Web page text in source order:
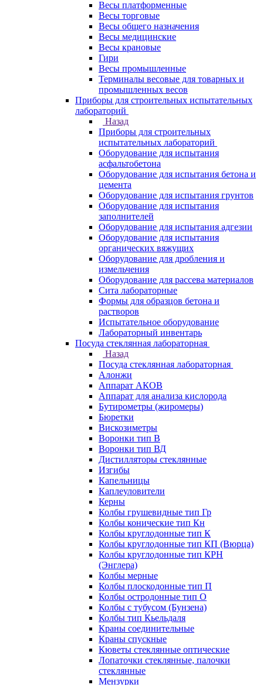
Весы платформенные
Весы торговые
Весы общего назначения
Весы медицинские
Весы крановые
Гири
Весы промышленные
Терминалы весовые для товарных и
промышленных весов
Приборы для строительных испытательных
лабораторий
Назад
Приборы для строительных
испытательных лабораторий
Оборудование для испытания
асфальтобетона
Оборудование для испытания бетона и
цемента
Оборудование для испытания грунтов
Оборудование для испытания
заполнителей
Оборудование для испытания адгезии
Оборудование для испытания
органических вяжущих
Оборудование для дробления и
измельчения
Оборудование для рассева материалов
Сита лабораторные
Формы для образцов бетона и
растворов
Испытательное оборудование
Лабораторный инвентарь
Посуда стеклянная лабораторная
Назад
Посуда стеклянная лабораторная
Алонжи
Аппарат АКОВ
Аппарат для анализа кислорода
Бутирометры (жиромеры)
Бюретки
Вискозиметры
Воронки тип В
Воронки тип ВД
Дистилляторы стеклянные
Изгибы
Капельницы
Каплеуловители
Керны
Колбы грушевидные тип Гр
Колбы конические тип Кн
Колбы круглодонные тип К
Колбы круглодонные тип КП (Вюрца)
Колбы круглодонные тип КРН
(Энглера)
Колбы мерные
Колбы плоскодонные тип П
Колбы остродонные тип О
Колбы с тубусом (Бунзена)
Колбы тип Кьельдаля
Краны соединительные
Краны спускные
Кюветы стеклянные оптические
Лопаточки стеклянные, палочки
стеклянные
Мензурки